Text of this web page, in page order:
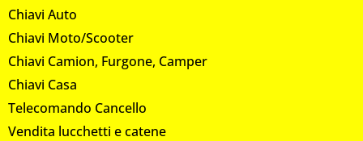
Chiavi Auto
Chiavi Moto/Scooter
Chiavi Camion, Furgone, Camper
Chiavi Casa
Telecomando Cancello
Vendita lucchetti e catene